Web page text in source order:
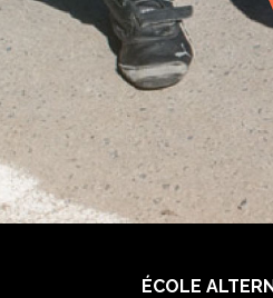
ÉCOLE